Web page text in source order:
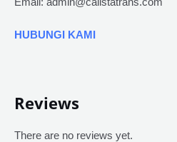
HUBUNGI KAMI
Reviews
There are no reviews yet.